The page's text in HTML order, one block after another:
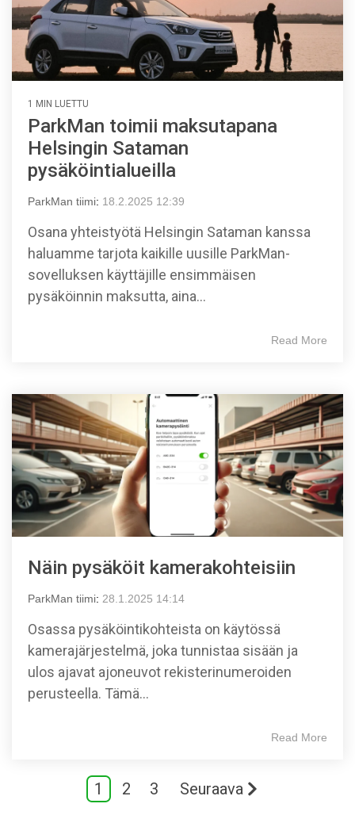
1 MIN LUETTU
ParkMan toimii maksutapana
Helsingin Sataman
pysäköintialueilla
ParkMan tiimi: 18.2.2025 12:39
Osana yhteistyötä Helsingin Sataman kanssa
haluamme tarjota kaikille uusille ParkMan-
sovelluksen käyttäjille ensimmäisen
pysäköinnin maksutta, aina...
Read More
Näin pysäköit kamerakohteisiin
ParkMan tiimi: 28.1.2025 14:14
Osassa pysäköintikohteista on käytössä
kamerajärjestelmä, joka tunnistaa sisään ja
ulos ajavat ajoneuvot rekisterinumeroiden
perusteella. Tämä...
Read More
1 2 3 Seuraava